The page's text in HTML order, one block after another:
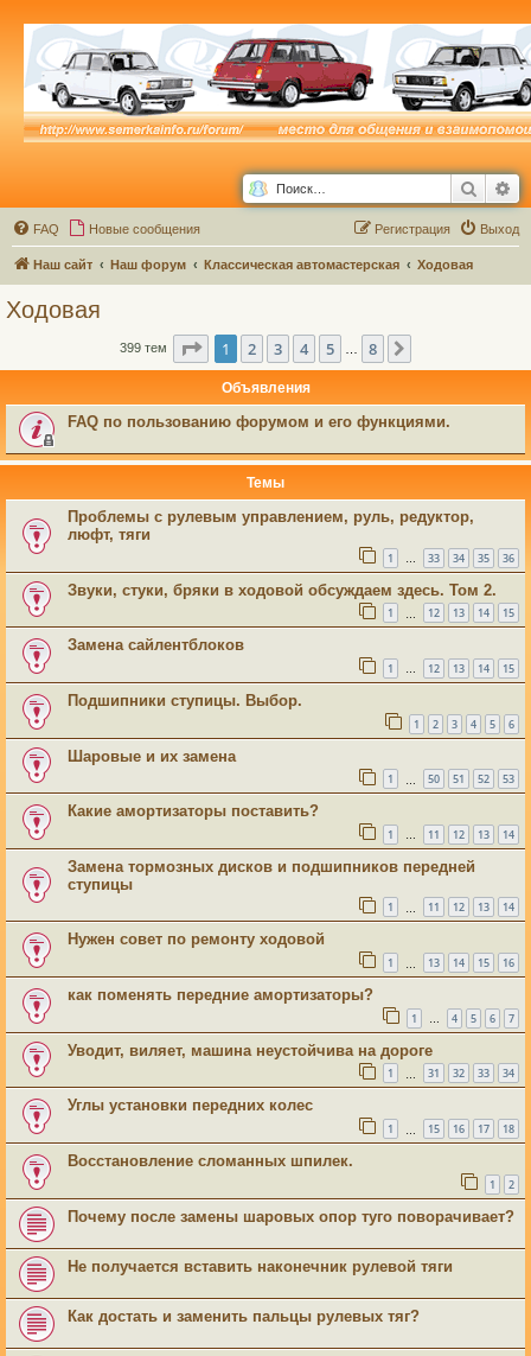
Поиск
FAQ Новые сообщения Выход
Регистрация
Наш сайт Наш форум Классическая автомастерская Ходовая
Ходовая
399 тем Страница из
1 2 3 4 5 8
Объявления
FAQ по пользованию форумом и его функциями.
Темы
Проблемы с рулевым управлением, руль, редуктор,
люфт, тяги
1 … 33 34 35 36
Звуки, стуки, бряки в ходовой обсуждаем здесь. Том 2.
1 12 13 14 15
Замена сайлентблоков
1 … 12 13 14 15
Подшипники ступицы. Выбор.
1 2 3 4 5 6
Шаровые и их замена
1 50 51 52 53
Какие амортизаторы поставить?
1 … 11 12 13 14
Замена тормозных дисков и подшипников передней
ступицы
1 11 12 13 14
Нужен совет по ремонту ходовой
1 13 14 15 16
как поменять передние амортизаторы?
1 … 4 5 6 7
Уводит, виляет, машина неустойчива на дороге
1 31 32 33 34
Углы установки передних колес
1 15 16 17 18
Восстановление сломанных шпилек.
1 2
Почему после замены шаровых опор туго поворачивает?
Не получается вставить наконечник рулевой тяги
Как достать и заменить пальцы рулевых тяг?